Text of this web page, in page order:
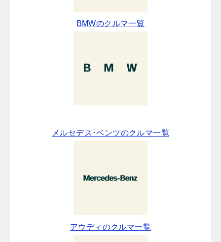
BMWのクルマ一覧
メルセデス･ベンツのクルマ一覧
アウディのクルマ一覧